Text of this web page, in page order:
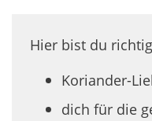
Hier bist du
Koriander-
dich für die